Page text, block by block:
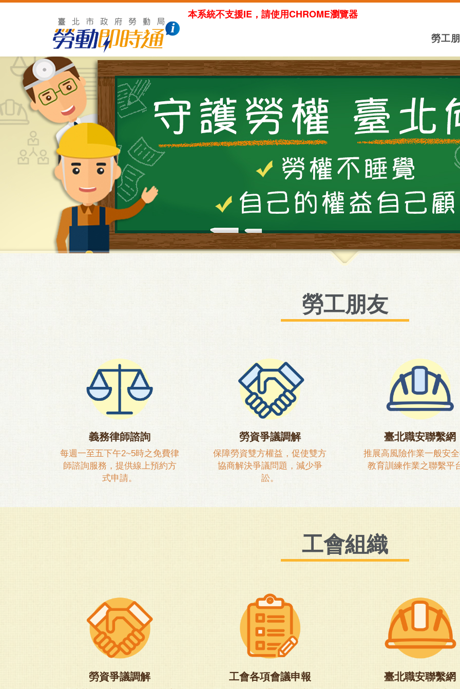
本系統不支援IE，請使用CHROME瀏覽器
勞工
勞工朋友
義務律師諮詢
每週一至五下午2~5時之免費律
師諮詢服務，提供線上預約方
式申請。
勞資爭議調解
保障勞資雙方權益，促使雙方
協商解決爭議問題，減少爭
訟。
臺北職安聯繫網
推展高風險作業一般安
教育訓練作業之聯繫平
工會組織
勞資爭議調解 工會各項會議申報 臺北職安聯繫網